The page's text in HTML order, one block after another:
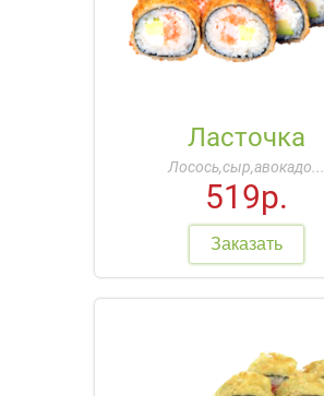
Ласточка
Лосось,сыр,авокадо...
519р.
Заказать